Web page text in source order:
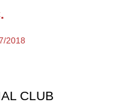
2018
CLUB